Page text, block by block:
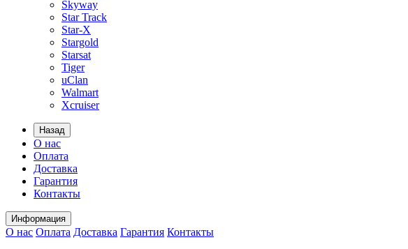
Skyway
Star Track
Star-X
Stargold
Starsat
Tiger
uClan
Walmart
Xcruiser
Назад
О нас
Оплата
Доставка
Гарантия
Контакты
Информация
О нас Оплата Доставка Гарантия Контакты